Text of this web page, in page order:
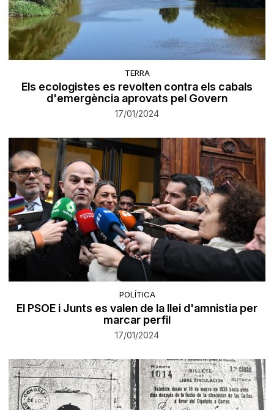
TERRA
Els ecologistes es revolten contra els cabals
d'emergència aprovats pel Govern
17/01/2024
POLÍTICA
El PSOE i Junts es valen de la llei d'amnistia per
marcar perfil
17/01/2024